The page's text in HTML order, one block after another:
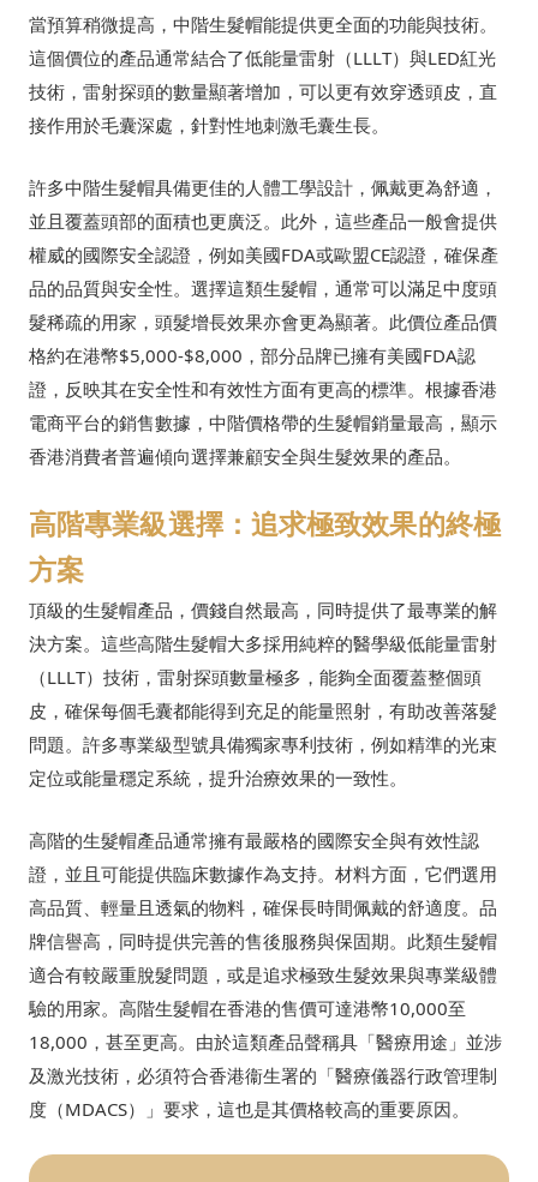
當預算稍微提高，中階生髮帽能提供更全面的功能與技術。
這個價位的產品通常結合了低能量雷射（LLLT）與LED紅光
技術，雷射探頭的數量顯著增加，可以更有效穿透頭皮，直
接作用於毛囊深處，針對性地刺激毛囊生長。
許多中階生髮帽具備更佳的人體工學設計，佩戴更為舒適，
並且覆蓋頭部的面積也更廣泛。此外，這些產品一般會提供
權威的國際安全認證，例如美國FDA或歐盟CE認證，確保產
品的品質與安全性。選擇這類生髮帽，通常可以滿足中度頭
髮稀疏的用家，頭髮增長效果亦會更為顯著。此價位產品價
格約在港幣$5,000-$8,000，部分品牌已擁有美國FDA認
證，反映其在安全性和有效性方面有更高的標準。根據香港
電商平台的銷售數據，中階價格帶的生髮帽銷量最高，顯示
香港消費者普遍傾向選擇兼顧安全與生髮效果的產品。
高階專業級選擇：追求極致效果的終極
方案
頂級的生髮帽產品，價錢自然最高，同時提供了最專業的解
決方案。這些高階生髮帽大多採用純粹的醫學級低能量雷射
（LLLT）技術，雷射探頭數量極多，能夠全面覆蓋整個頭
皮，確保每個毛囊都能得到充足的能量照射，有助改善落髮
問題。許多專業級型號具備獨家專利技術，例如精準的光束
定位或能量穩定系統，提升治療效果的一致性。
高階的生髮帽產品通常擁有最嚴格的國際安全與有效性認
證，並且可能提供臨床數據作為支持。材料方面，它們選用
高品質、輕量且透氣的物料，確保長時間佩戴的舒適度。品
牌信譽高，同時提供完善的售後服務與保固期。此類生髮帽
適合有較嚴重脫髮問題，或是追求極致生髮效果與專業級體
驗的用家。高階生髮帽在香港的售價可達港幣10,000至
18,000，甚至更高。由於這類產品聲稱具「醫療用途」並涉
及激光技術，必須符合香港衞生署的「醫療儀器行政管理制
度（MDACS）」要求，這也是其價格較高的重要原因。